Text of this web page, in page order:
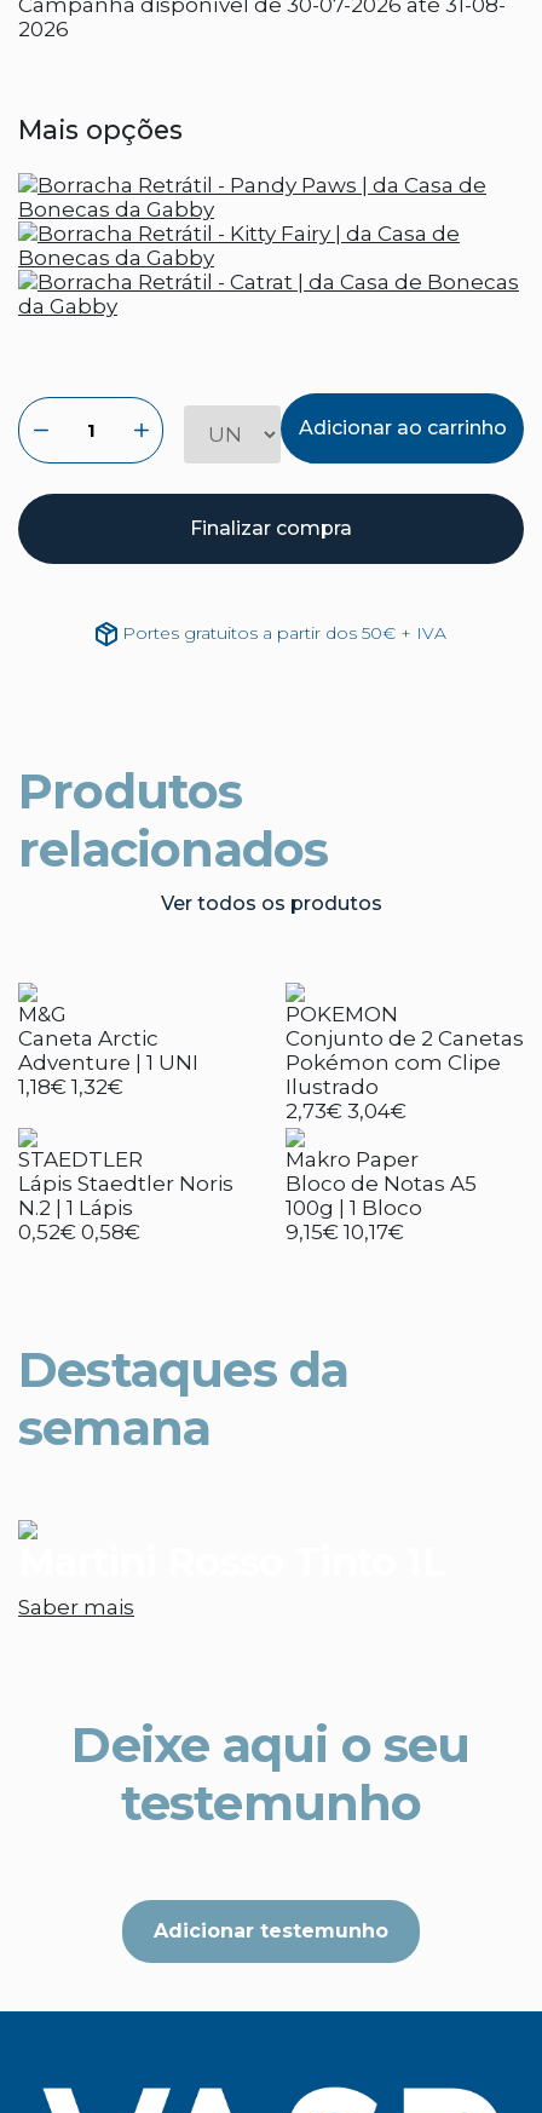
Campanha disponível de 30-07-2026 até 31-08-
2026
Mais opções
Adicionar ao carrinho
Finalizar compra
Portes gratuitos a partir dos 50€ + IVA
Produtos
relacionados
Ver todos os produtos
M&G
Caneta Arctic
Adventure | 1 UNI
1,18€ 1,32€
POKEMON
Conjunto de 2 Canetas
Pokémon com Clipe
Ilustrado
2,73€ 3,04€
STAEDTLER
Lápis Staedtler Noris
N.2 | 1 Lápis
0,52€ 0,58€
Makro Paper
Bloco de Notas A5
100g | 1 Bloco
9,15€ 10,17€
Destaques da
semana
Saber mais
Deixe aqui o seu
testemunho
Adicionar testemunho